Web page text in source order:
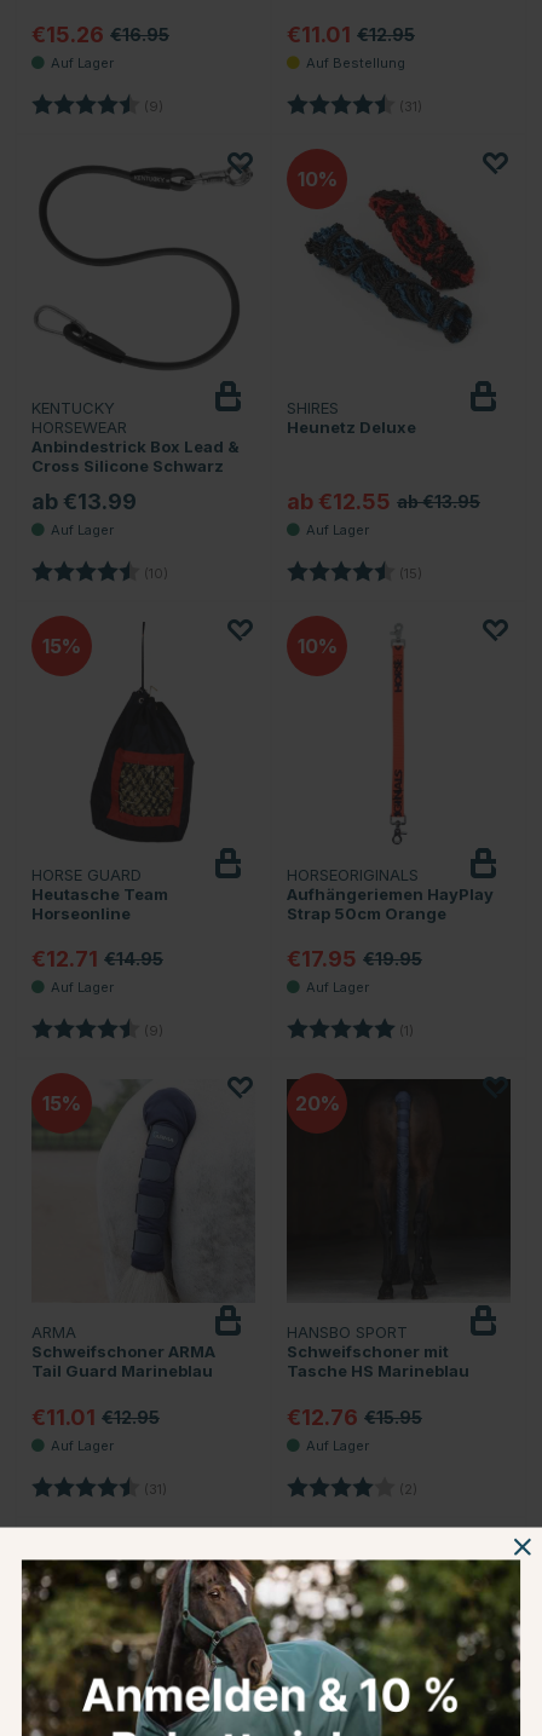
€15.26 €16.95
Bewertung: (9)
€11.01 €12.95
Bewertung: (31)
KENTUCKY
HORSEWEAR
Anbindestrick Box Lead &
Cross Silicone Schwarz
ab €13.99
Bewertung: (10) 4.9 von 5 Sternen
10
SHIRES
Heunetz Deluxe
ab €12.55 ab €13.95
Bewertung: (15)
15
HORSE GUARD
Heutasche Team
Horseonline
€12.71 €14.95
Bewertung: (9)
10
HORSEORIGINALS
Aufhängeriemen HayPlay
Strap 50cm Orange
€17.95 €19.95
Bewertung: (1)
15
ARMA
Schweifschoner ARMA
Tail Guard Marineblau
€11.01 €12.95
Bewertung: (31) 4.5 von 5 Sternen
20
HANSBO SPORT
Schweifschoner mit
Tasche HS Marineblau
€12.76 €15.95
Bewertung: (2)